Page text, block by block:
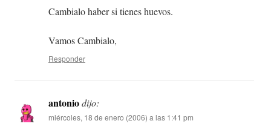
Cambialo haber si tienes huevos.
Vamos Cambialo,
Responder
antoniodijo:
miércoles, 18 de enero (2006) a las 1:41 pm